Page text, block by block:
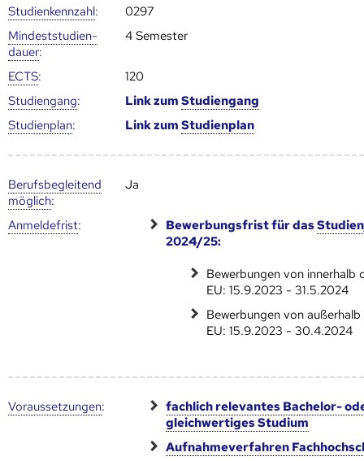
Studien­kenn­zahl:
0297
Mindest­studien­
dauer:
4 Semester
ECTS:
120
Studien­gang: Link zumStudien­gang
Studien­plan: Link zumStudien­plan
Berufs­begleitend
möglich:
Ja
Anmelde­frist: Bewerbungsfrist für das
2024/25:
Bewerbungen von innerhalb
EU: 15.9.2023 - 31.5.2024
Bewerbungen von
EU: 15.9.2023 - 30.4.2024
Voraus­setzungen:
fachlich relevantes Bachelor-
gleichwertiges Studium
Aufnahmeverfahren